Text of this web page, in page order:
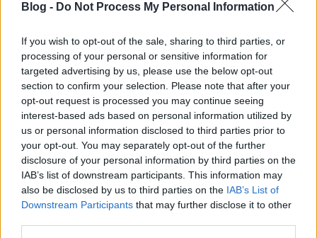
Blog - Do Not Process My Personal Information
If you wish to opt-out of the sale, sharing to third parties, or
processing of your personal or sensitive information for
targeted advertising by us, please use the below opt-out
section to confirm your selection. Please note that after your
opt-out request is processed you may continue seeing
interest-based ads based on personal information utilized by
us or personal information disclosed to third parties prior to
your opt-out. You may separately opt-out of the further
disclosure of your personal information by third parties on the
IAB’s list of downstream participants. This information may
also be disclosed by us to third parties on the IAB’s List of
Downstream Participants that may further disclose it to other
jótékony hatással vannak az egészségünkre?
Érdemes még fogyasztani: hüvelyeseket,
gabonaféléket, gombákat, aszalványokat,
olajosmagvakat, lekvárokat, tojást, tejtermékeket,
húst, halat, csírákat. Fészekvirágzatúak…